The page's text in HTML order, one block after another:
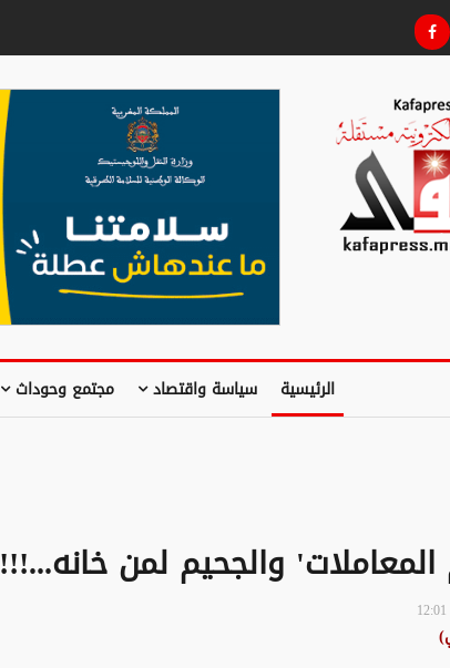
الرئيسية سياسة واقتصاد مجتمع وحوداث
والجحيم لمن خانه...!!!